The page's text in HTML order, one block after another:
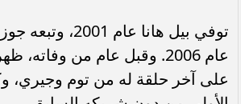
توفي بيل هانا عام
عام 2006. وقبل عام من وفاته،
على آخر حلقة له من توم وجيري،